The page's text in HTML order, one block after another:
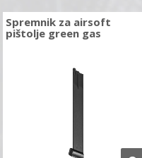
Spremnik za airsoft
pištolje green gas